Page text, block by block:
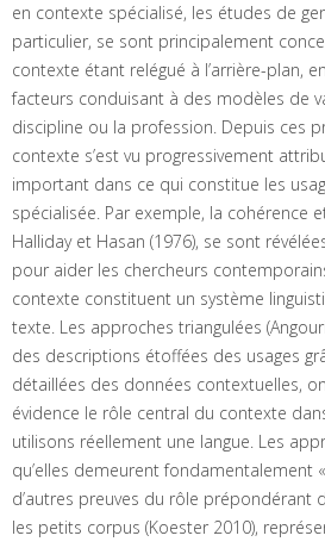
en contexte spécialisé, les études de
particulier, se sont principalement
contexte étant relégué à l’arrière-plan,
facteurs conduisant à des modèles de
discipline ou la profession. Depuis ces
contexte s’est vu progressivement
important dans ce qui constitue les
spécialisée. Par exemple, la cohérence
Halliday et Hasan (1976), se sont
pour aider les chercheurs
contexte constituent un système
texte. Les approches triangulées
des descriptions étoffées des usages
détaillées des données contextuelles,
évidence le rôle central du contexte
utilisons réellement une langue. Les
qu’elles demeurent fondamentalement
d’autres preuves du rôle prépondérant
les petits corpus (Koester 2010),